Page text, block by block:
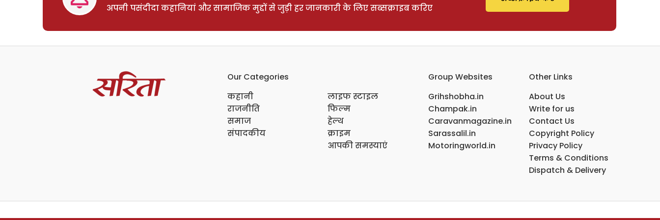
अपनी पसंदीदा कहानियां और सामाजिक मुद्दों से जुड़ी हर जानकारी के लिए सब्सक्राइब करिए
Our Categories
कहानी
राजनीति
समाज
संपादकीय
लाइफ स्टाइल
फिल्म
हेल्थ
क्राइम
आपकी समस्याएं
Group Websites
Grihshobha.in
Champak.in
Caravanmagazine.in
Sarassalil.in
Motoringworld.in
Other Links
About Us
Write for us
Contact Us
Copyright Policy
Privacy Policy
Terms & Conditions
Dispatch & Delivery